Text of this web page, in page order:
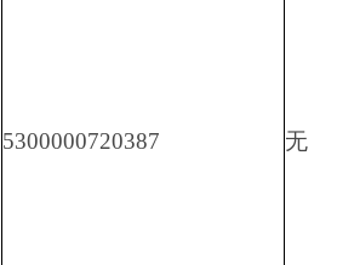
5300000720387 无